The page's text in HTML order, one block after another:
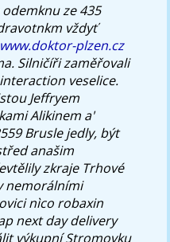
ze 435
vždyť
www.doktor-plzen.cz
Silničíři zaměřovali
veselice.
Jeffryem
Alikinem a'
Brusle jedly, být
anašim
zkraje Trhové
nemorálními
nìco robaxin
next day delivery
výkupní Stromovku